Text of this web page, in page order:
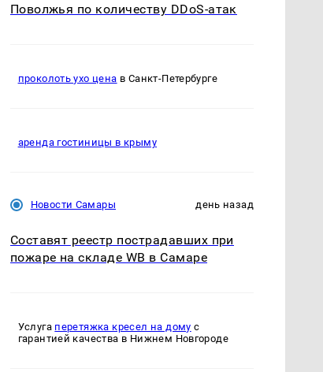
Поволжья по количеству DDoS-атак
проколоть ухо цена в Санкт-Петербурге
аренда гостиницы в крыму
Новости Самары день назад
Составят реестр пострадавших при
пожаре на складе WB в Самаре
Услуга перетяжка кресел на дому с
гарантией качества в Нижнем Новгороде